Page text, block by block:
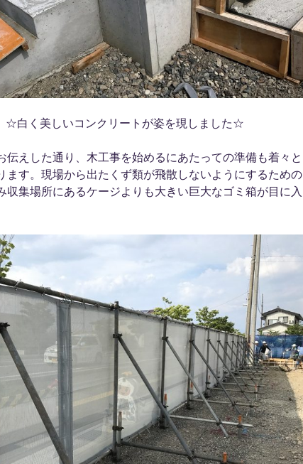
☆白く美しいコンクリートが姿を現しました☆
伝えした通り、木工事を始めるにあたっての準備も着々と
ます。現場から出たくず類が飛散しないようにするための
収集場所にあるケージよりも大きい巨大なゴミ箱が目に入